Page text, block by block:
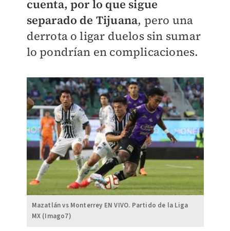
cuenta, por lo que sigue
separado de Tijuana, pero una
derrota o ligar duelos sin sumar
lo pondrían en complicaciones.
Mazatlán vs Monterrey EN VIVO. Partido de la Liga
MX (Imago7)